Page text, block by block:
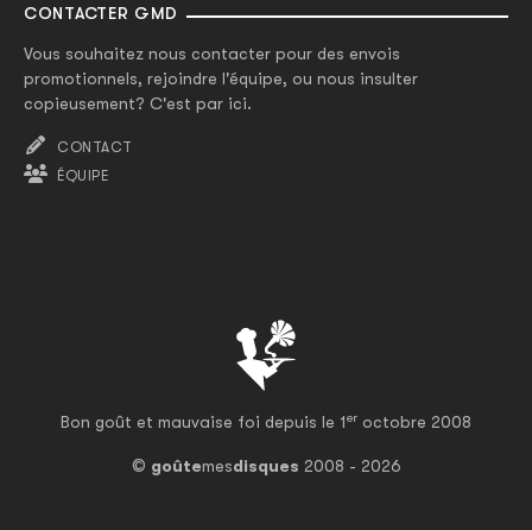
Bon goût et mauvaise foi depuis le 1er octobre 2008
© goûtemesdisques 2008 - 2026
CONTACTER GMD
Vous souhaitez nous contacter pour des envois
promotionnels, rejoindre l'équipe, ou nous insulter
copieusement? C'est par ici.
CONTACT
ÉQUIPE